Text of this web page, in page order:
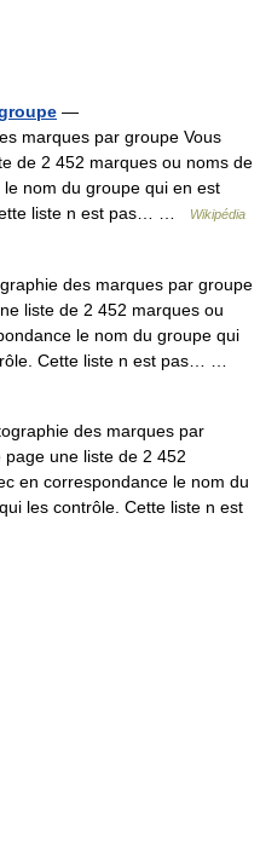
—
marques par groupe Vous
de 2 452 marques ou noms de
nom du groupe qui en est
liste n est pas… …
Wikipédia
des marques par groupe
liste de 2 452 marques ou
le nom du groupe qui
Cette liste n est pas… …
des marques par
une liste de 2 452
en correspondance le nom du
les contrôle. Cette liste n est